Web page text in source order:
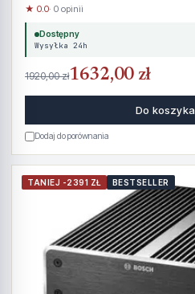
★ 0.0· 0 opinii
Dostępny
Wysyłka 24h
1920,00 zł1632,00 zł
Do koszyka
Dodaj do porównania
TANIEJ -2391 ZŁ BESTSELLER